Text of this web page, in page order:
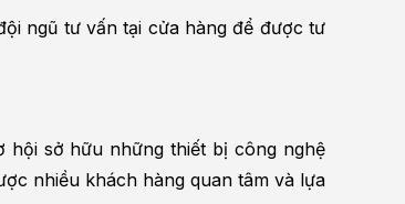
ngũ tư vấn tại cửa hàng để được tư
hội sở hữu những thiết bị công nghệ
nhiều khách hàng quan tâm và lựa